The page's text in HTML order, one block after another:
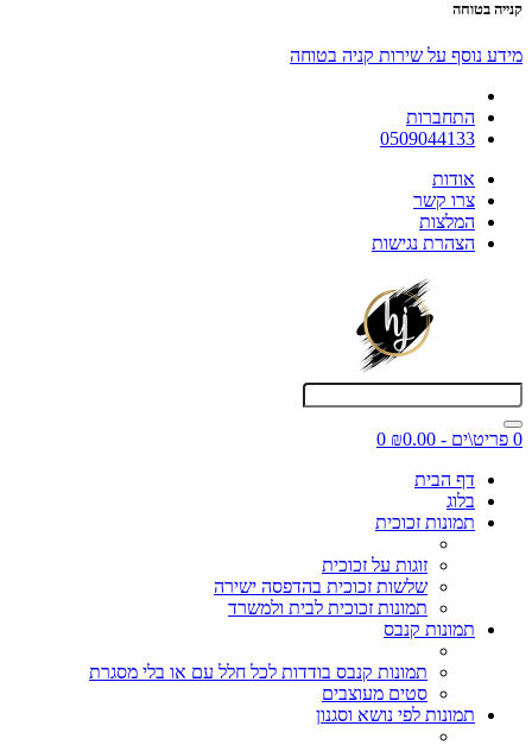
קנייה בטוחה
מידע נוסף על שירות קניה בטוחה
התחברות
0509044133
אודות
צרו קשר
המלצות
הצהרת נגישות
0 פריט\ים - ₪0.00
0
דף הבית
בלוג
תמונות זכוכית
זוגות על זכוכית
שלשות זכוכית בהדפסה ישירה
תמונות זכוכית לבית ולמשרד
תמונות קנבס
תמונות קנבס בודדות לכל חלל עם או בלי מסגרת
סטים מעוצבים
תמונות לפי נושא וסגנון